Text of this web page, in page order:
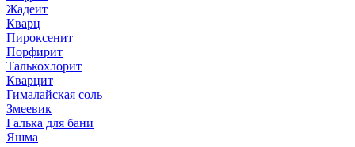
Жадеит
Кварц
Пироксенит
Порфирит
Талькохлорит
Кварцит
Гималайская соль
Змеевик
Галька для бани
Яшма